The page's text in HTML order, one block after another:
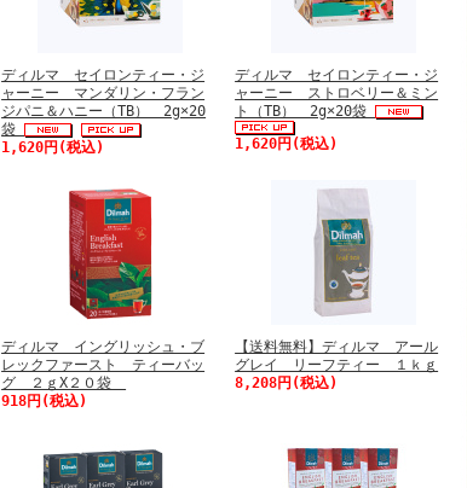
ディルマ セイロンティー・ジ
ャーニー マンダリン・フラン
ジパニ＆ハニー（TB） 2g×20
袋
1,620円(税込)
ディルマ セイロンティー・ジ
ャーニー ストロベリー＆ミン
ト（TB） 2g×20袋
1,620円(税込)
ディルマ イングリッシュ・ブ
レックファースト ティーバッ
グ ２ｇX２０袋
918円(税込)
【送料無料】ディルマ アール
グレイ リーフティー １ｋｇ
8,208円(税込)